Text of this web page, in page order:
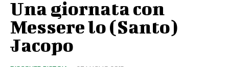
Una giornata con
Messere lo (Santo)
Jacopo